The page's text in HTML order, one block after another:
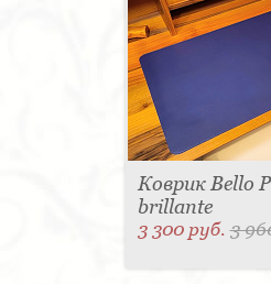
Коврик Bello
brillante
3 300 руб.3